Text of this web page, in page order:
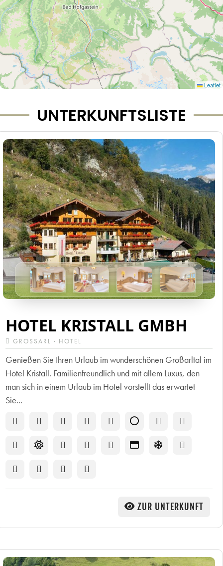
Leaflet
UNTERKUNFTSLISTE
HOTEL KRISTALL GMBH
GROSSARL · HOTEL
Genießen Sie Ihren Urlaub im wunderschönen Großarltal im
Hotel Kristall. Familienfreundlich und mit allem Luxus, den
man sich in einem Urlaub im Hotel vorstellt das erwartet
Sie...
ZUR UNTERKUNFT